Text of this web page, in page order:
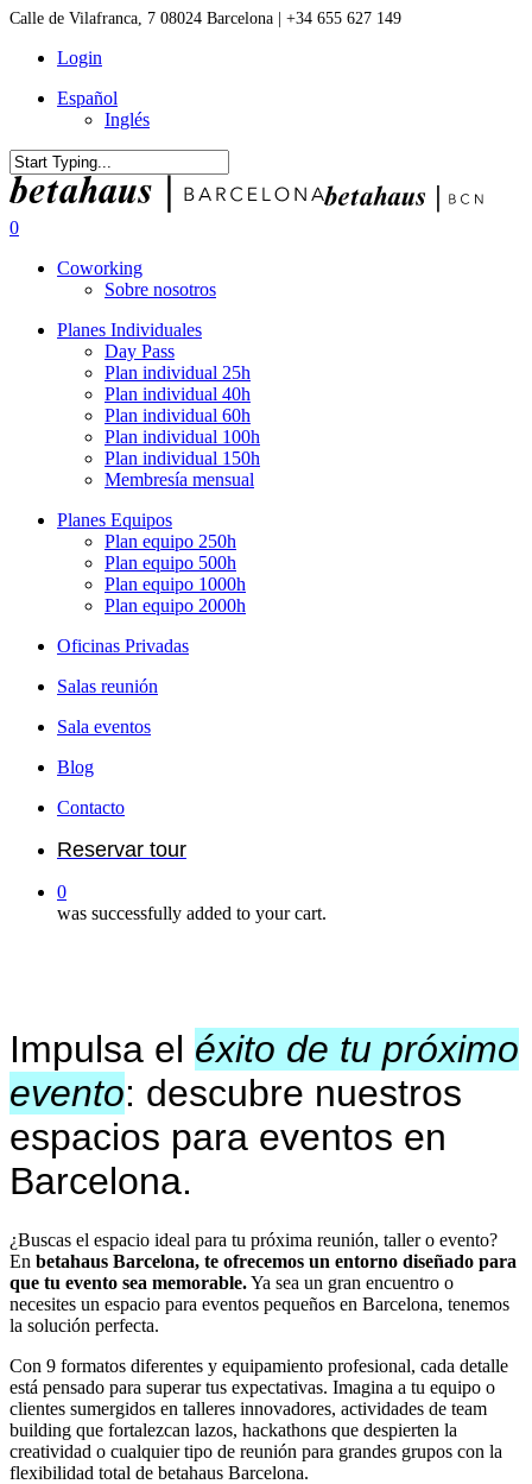
Skip
main
Calle de Vilafranca, 7 08024 Barcelona | +34 655 627 149
Login
Español
Inglés
Close
Search
0
Coworking
Sobre nosotros
Planes Individuales
Day Pass
Plan individual 25h
Plan individual 40h
Plan individual 60h
Plan individual 100h
Plan individual 150h
Membresía mensual
Planes Equipos
Plan equipo 250h
Plan equipo 500h
Plan equipo 1000h
Plan equipo 2000h
Oficinas Privadas
Salas reunión
Sala eventos
Blog
Contacto
Reservar tour
0
was successfully added to your cart.
Impulsa el éxito de tu próximo
evento: descubre nuestros
espacios para eventos en
Barcelona.
¿Buscas el espacio ideal para tu próxima reunión, taller o evento?
En betahaus Barcelona, te ofrecemos un entorno diseñado para
que tu evento sea memorable.Ya sea un gran encuentro o
necesites un espacio para eventos pequeños en Barcelona, tenemos
la solución perfecta.
Con 9 formatos diferentes y equipamiento profesional, cada detalle
está pensado para superar tus expectativas. Imagina a tu equipo o
clientes sumergidos en talleres innovadores, actividades de team
building que fortalezcan lazos, hackathons que despierten la
creatividad o cualquier tipo de reunión para grandes grupos con la
flexibilidad total de betahaus Barcelona.